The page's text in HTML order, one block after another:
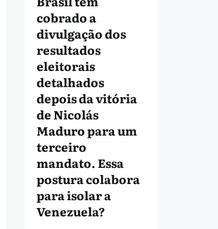
cobrado a
divulgação dos
resultados
eleitorais
detalhados
depois da vitória
de Nicolás
Maduro para um
terceiro
mandato. Essa
postura colabora
para isolar a
Venezuela?